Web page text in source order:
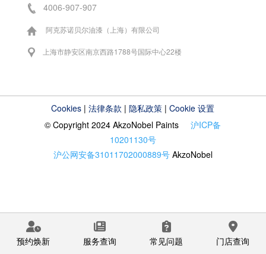
4006-907-907
阿克苏诺贝尔油漆（上海）有限公司
上海市静安区南京西路1788号国际中心22楼
Cookies |法律条款 |隐私政策 |Cookie 设置
© Copyright 2024 AkzoNobel Paints沪ICP备
10201130号
沪公网安备31011702000889号 AkzoNobel
预约焕新 服务查询 常见问题 门店查询